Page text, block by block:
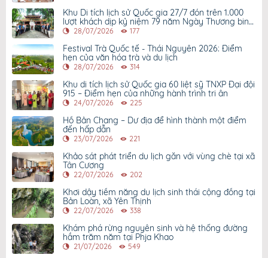
Khu Di tích lịch sử Quốc gia 27/7 đón trên 1.000
lượt khách dịp kỷ niệm 79 năm Ngày Thương binh
- Liệt sỹ
28/07/2026 177
Festival Trà Quốc tế - Thái Nguyên 2026: Điểm
hẹn của văn hóa trà và du lịch
28/07/2026 314
Khu di tích lịch sử Quốc gia 60 liệt sỹ TNXP Đại đội
915 – Điểm hẹn của những hành trình tri ân
24/07/2026 225
Hồ Bản Chang – Dư địa để hình thành một điểm
đến hấp dẫn
23/07/2026 221
Khảo sát phát triển du lịch gắn với vùng chè tại xã
Tân Cương
22/07/2026 202
Khơi dậy tiềm năng du lịch sinh thái cộng đồng tại
Bản Loàn, xã Yên Thịnh
22/07/2026 338
Khám phá rừng nguyên sinh và hệ thống đường
hầm trăm năm tại Phja Khao
21/07/2026 549